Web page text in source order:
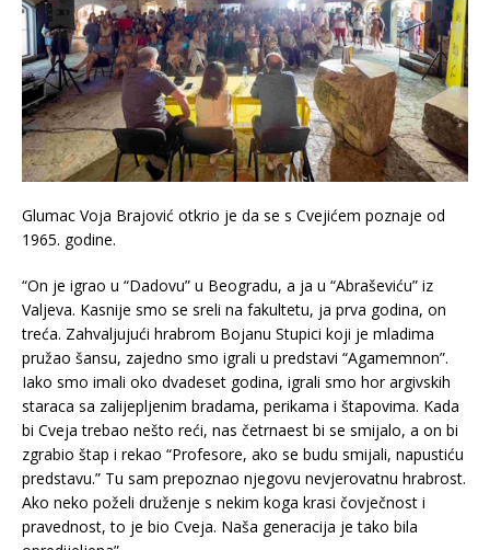
Glumac Voja Brajović otkrio je da se s Cvejićem poznaje od
1965. godine.
“On je igrao u “Dadovu” u Beogradu, a ja u “Abraševiću” iz
Valjeva. Kasnije smo se sreli na fakultetu, ja prva godina, on
treća. Zahvaljujući hrabrom Bojanu Stupici koji je mladima
pružao šansu, zajedno smo igrali u predstavi “Agamemnon”.
Iako smo imali oko dvadeset godina, igrali smo hor argivskih
staraca sa zalijepljenim bradama, perikama i štapovima. Kada
bi Cveja trebao nešto reći, nas četrnaest bi se smijalo, a on bi
zgrabio štap i rekao “Profesore, ako se budu smijali, napustiću
predstavu.” Tu sam prepoznao njegovu nevjerovatnu hrabrost.
Ako neko poželi druženje s nekim koga krasi čovječnost i
pravednost, to je bio Cveja. Naša generacija je tako bila